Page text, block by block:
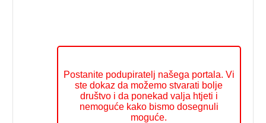
Postanite podupiratelj našega portala. Vi
ste dokaz da možemo stvarati bolje
društvo i da ponekad valja htjeti i
nemoguće kako bismo dosegnuli
moguće.